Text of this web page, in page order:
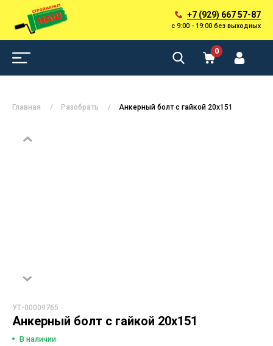
+7 (929) 667 57-87
с 9:00 - 19:00 без выходных
0
Главная Разобрать Анкерный болт с гайкой 20х151
УТ-00009765
Анкерный болт с гайкой 20х151
В наличии